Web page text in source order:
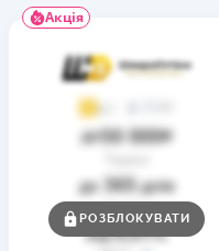
Акція
4,1
до50 000₴
до 365днів
Ставка
від0,01%
РОЗБЛОКУВАТИ